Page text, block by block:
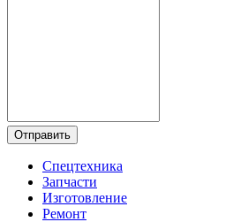
Отправить
Спецтехника
Запчасти
Изготовление
Ремонт